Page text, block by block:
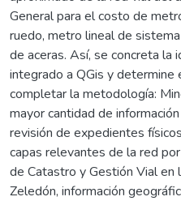
General para el costo de
ruedo, metro lineal de
de aceras. Así, se concreta la
integrado a QGis y determine
completar la metodología:
mayor cantidad de
revisión de expedientes
capas relevantes de la red
de Catastro y Gestión Vial en
Zeledón, información